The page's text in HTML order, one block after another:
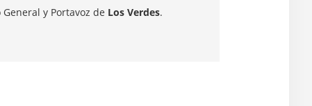
y Portavoz de Los Verdes.